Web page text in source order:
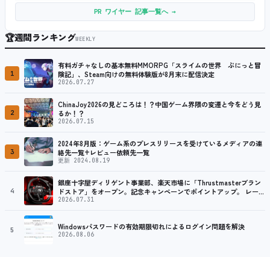
PR ワイヤー 記事一覧へ →
🏆週間ランキングWEEKLY
1
有料ガチャなしの基本無料MMORPG「スライムの世界 ぷにっと冒
険記」、Steam向けの無料体験版が8月末に配信決定
2026.07.27
2
ChinaJoy2026の見どころは！？中国ゲーム界隈の変遷と今をどう見
るか！？
2026.07.15
3
2024年8月版：ゲーム系のプレスリリースを受けているメディアの連
絡先一覧+レビュー依頼先一覧
更新 2024.08.19
4
銀座十字屋ディリゲント事業部、楽天市場に「Thrustmasterブラン
ドストア」をオープン。記念キャンペーンでポイントアップ。 レーシ
ング／フライトシム向けコントローラーを中心に、幅広くラインナッ
2026.07.31
5 Windowsパスワードの有効期限切れによるログイン問題を解決
2026.08.06